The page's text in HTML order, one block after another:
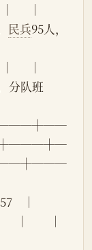
│
民兵95人，
│
分队班
│
│        │